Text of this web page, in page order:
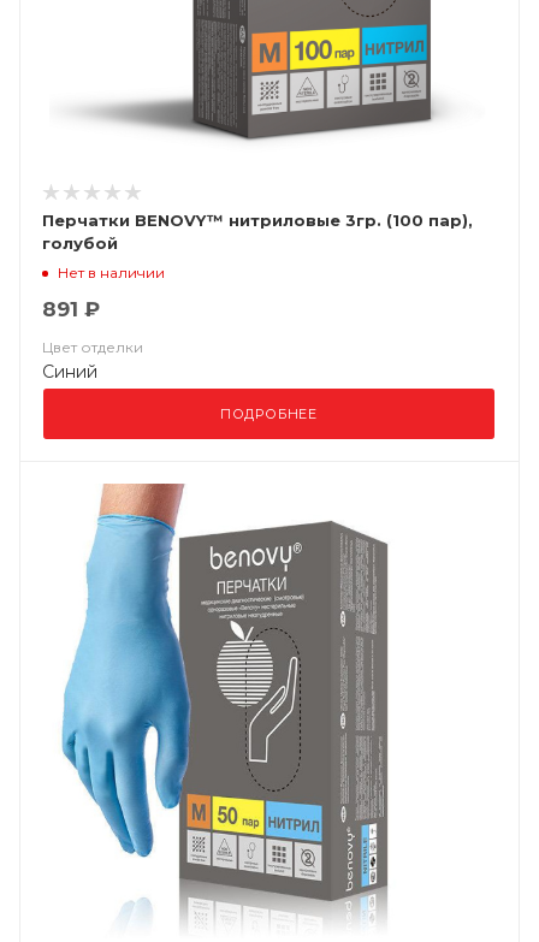
Перчатки BENOVY™ нитриловые 3гр. (100 пар),
голубой
Нет в наличии
891 ₽
Цвет отделки
Синий
ПОДРОБНЕЕ